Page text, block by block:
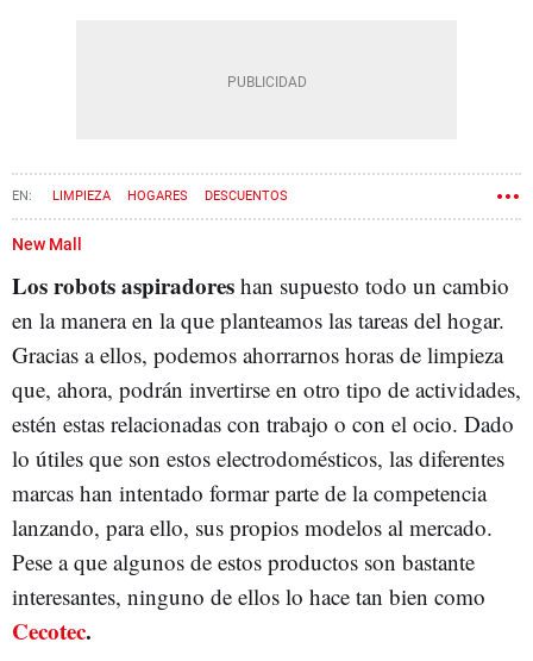
LIMPIEZA HOGARES DESCUENTOS
New Mall
Los robots aspiradores han supuesto todo un cambio
en la manera en la que planteamos las tareas del hogar.
Gracias a ellos, podemos ahorrarnos horas de limpieza
que, ahora, podrán invertirse en otro tipo de actividades,
estén estas relacionadas con trabajo o con el ocio. Dado
lo útiles que son estos electrodomésticos, las diferentes
marcas han intentado formar parte de la competencia
lanzando, para ello, sus propios modelos al mercado.
Pese a que algunos de estos productos son bastante
interesantes, ninguno de ellos lo hace tan bien como
Cecotec.